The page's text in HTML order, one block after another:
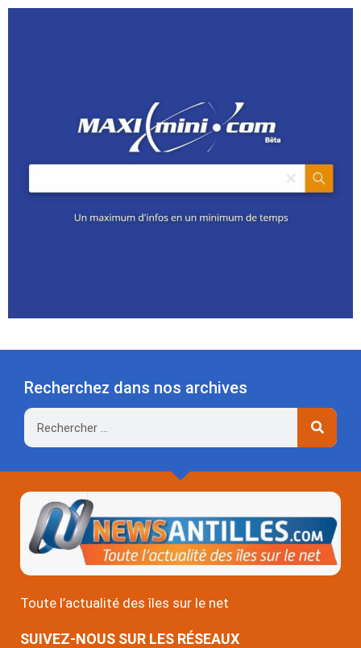
Recherchez dans nos archives
Rechercher
Toute l’actualité des îles sur le net
SUIVEZ-NOUS SUR LES RÉSEAUX